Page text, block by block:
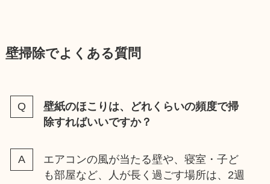
壁掃除でよくある質問
壁紙のほこりは、どれくらいの頻度で掃
除すればいいですか？
エアコンの風が当たる壁や、寝室・子ど
も部屋など、人が長く過ごす場所は、2週